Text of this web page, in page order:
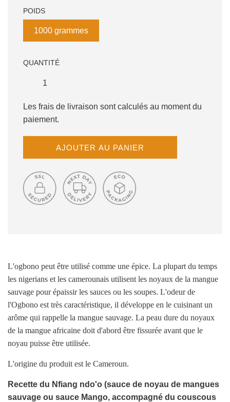
POIDS
1000 grammes
QUANTITÉ
Les frais de livraison sont calculés au moment du
paiement.
C
H
G
N
C
O
U
R
S
.
.
AJOUTER AU PANIER
L'ogbono peut être utilisé comme une épice. La plupart du temps
les nigerians et les camerounais utilisent les noyaux de la mangue
sauvage pour épaissir les sauces ou les soupes. L'odeur de
l'Ogbono est très caractéristique, il développe en le cuisinant un
arôme qui rappelle la mangue sauvage. La peau dure du noyaux
de la mangue africaine doit d'abord être fissurée avant que le
noyau puisse être utilisée.
L'origine du produit est le Cameroun.
Recette du Nfiang ndo'o (sauce de noyau de mangues
sauvage ou sauce Mango, accompagné du couscous